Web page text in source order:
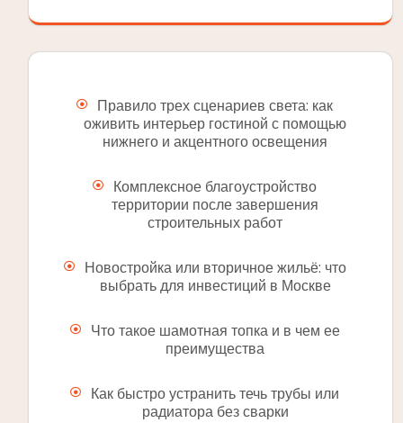
Правило трех сценариев света: как
оживить интерьер гостиной с помощью
нижнего и акцентного освещения
Комплексное благоустройство
территории после завершения
строительных работ
Новостройка или вторичное жильё: что
выбрать для инвестиций в Москве
Что такое шамотная топка и в чем ее
преимущества
Как быстро устранить течь трубы или
радиатора без сварки